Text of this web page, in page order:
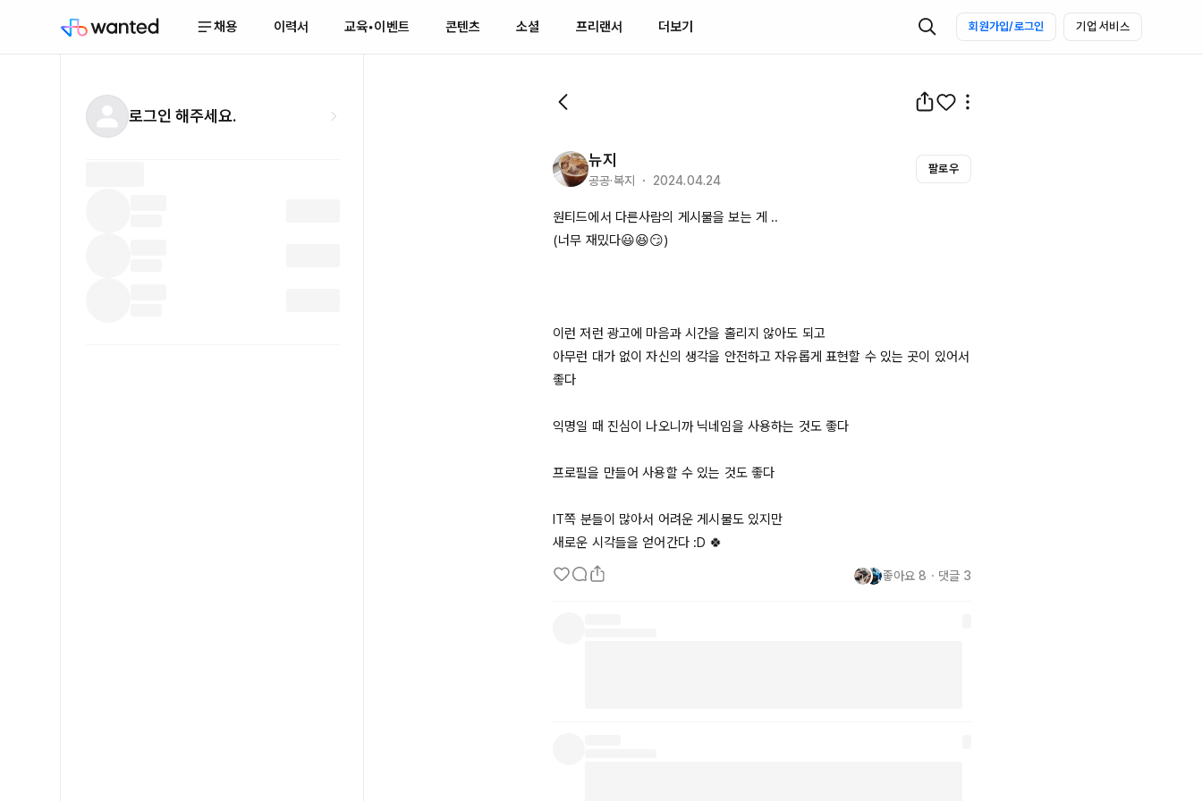
채용 이력서 교육•이벤트 콘텐츠 소셜 프리랜서 더보기 회원가입/로그인 기업 서비스
로그인 해주세요.
뉴지
공공·복지 ・ 2024.04.24
팔로우
원티드에서 다른사람의 게시물을 보는 게 ..
(너무 재밌다😃😆😏)
이런 저런 광고에 마음과 시간을 홀리지 않아도 되고
아무런 대가 없이 자신의 생각을 안전하고 자유롭게 표현할 수 있는 곳이 있어서
좋다
익명일 때 진심이 나오니까 닉네임을 사용하는 것도 좋다
프로필을 만들어 사용할 수 있는 것도 좋다
IT쪽 분들이 많아서 어려운 게시물도 있지만
새로운 시각들을 얻어간다 :D 🍀
좋아요 8 ・ 댓글 3